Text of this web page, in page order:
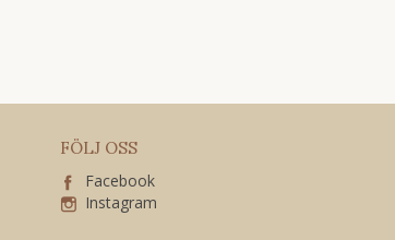
FÖLJ OSS
Facebook
Instagram